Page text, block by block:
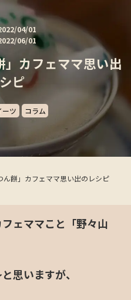
04/01
06/01
」カフェママ思い出
ピ
ーツ コラム
ん餅」カフェママ思い出のレシピ
ェママこと「野々山
思いますが、